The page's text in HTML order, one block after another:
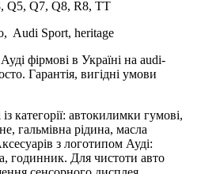
Q5, Q7, Q8, R8, TT
Audi Sport, heritage
фірмові в Україні на audi-
Гарантія, вигідні умови
категорії: автокилимки гумові,
гальмівна рідина, масла
з логотипом Ауді:
годинник. Для чистоти авто